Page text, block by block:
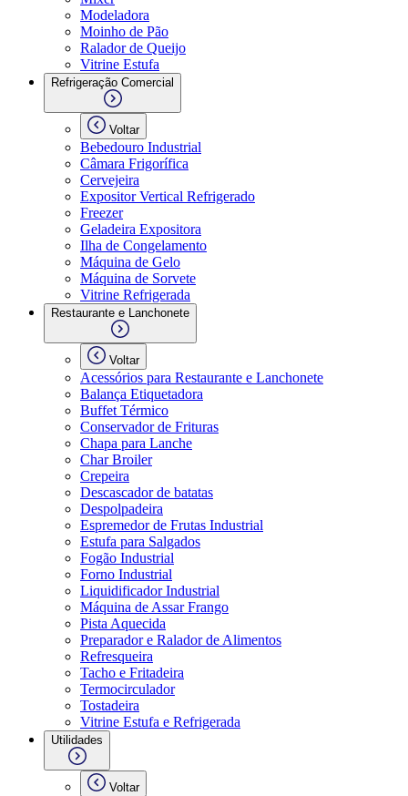
Modeladora
Moinho de Pão
Ralador de Queijo
Vitrine Estufa
Refrigeração Comercial
Voltar
Bebedouro Industrial
Câmara Frigorífica
Cervejeira
Expositor Vertical Refrigerado
Freezer
Geladeira Expositora
Ilha de Congelamento
Máquina de Gelo
Máquina de Sorvete
Vitrine Refrigerada
Restaurante e Lanchonete
Voltar
Acessórios para Restaurante e Lanchonete
Balança Etiquetadora
Buffet Térmico
Conservador de Frituras
Chapa para Lanche
Char Broiler
Crepeira
Descascador de batatas
Despolpadeira
Espremedor de Frutas Industrial
Estufa para Salgados
Fogão Industrial
Forno Industrial
Liquidificador Industrial
Máquina de Assar Frango
Pista Aquecida
Preparador e Ralador de Alimentos
Refresqueira
Tacho e Fritadeira
Termocirculador
Tostadeira
Vitrine Estufa e Refrigerada
Utilidades
Voltar